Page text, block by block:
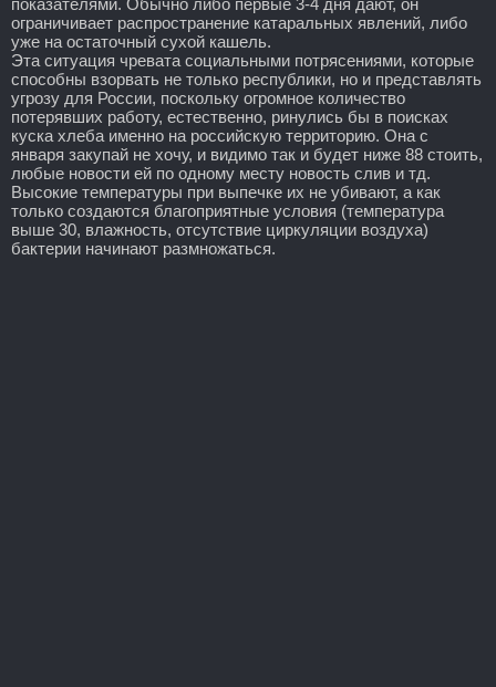
ограничивает распространение катаральных явлений, либо
уже на остаточный сухой кашель.
Эта ситуация чревата социальными потрясениями, которые
способны взорвать не только республики, но и представлять
угрозу для России, поскольку огромное количество
потерявших работу, естественно, ринулись бы в поисках
куска хлеба именно на российскую территорию. Она с
января закупай не хочу, и видимо так и будет ниже 88 стоить,
любые новости ей по одному месту новость слив и тд.
Высокие температуры при выпечке их не убивают, а как
только создаются благоприятные условия (температура
выше 30, влажность, отсутствие циркуляции воздуха)
бактерии начинают размножаться.